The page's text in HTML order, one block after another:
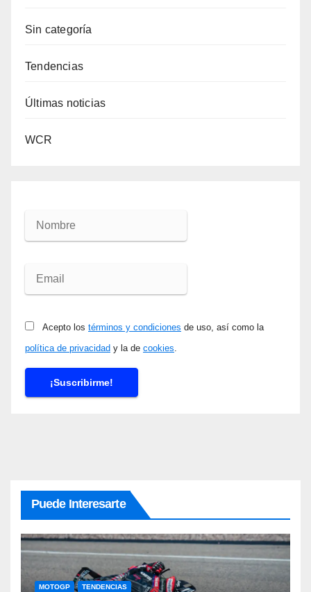
Sin categoría
Tendencias
Últimas noticias
WCR
Acepto los términos y condiciones de uso, así como la
política de privacidad y la de cookies.
Puede Interesarte
MOTOGP TENDENCIAS